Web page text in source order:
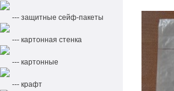
--- защитные сейф-пакеты
--- картонная стенка
--- картонные
--- крафт